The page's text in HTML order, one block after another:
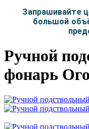
Запрашивайте
большой
Ручной
фонарь